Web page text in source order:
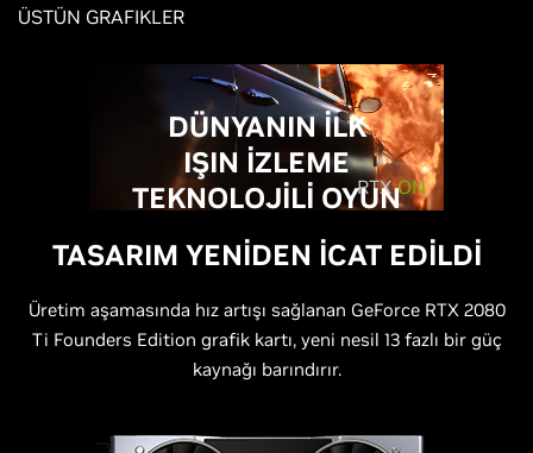
ÜSTÜN GRAFIKLER
RTXON
DÜNYANIN İLK
IŞIN İZLEME
TEKNOLOJİLİ OYUN
GRAFİK KARTI
gerçekçilikten ibarettir. Modern,
hiper gerçekçi grafikler sunan eşsiz
gerçek zamanlı ışın izleme
diğer grafik kartlarının çok
TASARIM YENİDEN İCAT EDİLDİ
Üretim aşamasında hız artışı sağlanan GeForce RTX 2080
Ti Founders Edition grafik kartı, yeni nesil 13 fazlı bir güç
kaynağı barındırır.